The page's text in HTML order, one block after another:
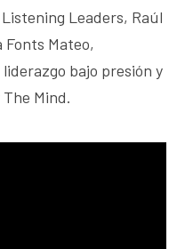
Leaders, Raúl
Mateo,
bajo presión y
Mind.